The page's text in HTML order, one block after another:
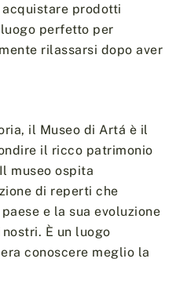
prodotti
perfetto per
rilassarsi dopo aver
il Museo di Artá è il
il ricco patrimonio
museo ospita
di reperti che
e la sua evoluzione
È un luogo
conoscere meglio la